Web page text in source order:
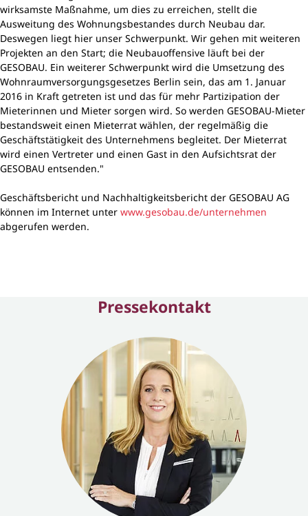
wirksamste Maßnahme, um dies zu erreichen, stellt die
Ausweitung des Wohnungsbestandes durch Neubau dar.
Deswegen liegt hier unser Schwerpunkt. Wir gehen mit weiteren
Projekten an den Start; die Neubauoffensive läuft bei der
GESOBAU. Ein weiterer Schwerpunkt wird die Umsetzung des
Wohnraumversorgungsgesetzes Berlin sein, das am 1. Januar
2016 in Kraft getreten ist und das für mehr Partizipation der
Mieterinnen und Mieter sorgen wird. So werden GESOBAU-Mieter
bestandsweit einen Mieterrat wählen, der regelmäßig die
Geschäftstätigkeit des Unternehmens begleitet. Der Mieterrat
wird einen Vertreter und einen Gast in den Aufsichtsrat der
GESOBAU entsenden."
Geschäftsbericht und Nachhaltigkeitsbericht der GESOBAU AG
können im Internet unter www.gesobau.de/unternehmen
abgerufen werden.
Pressekontakt